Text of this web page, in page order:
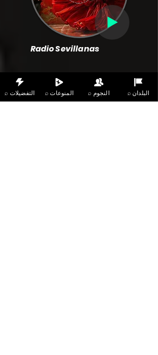
Radio Sevillanas
⌕ التفضيلات ⌕ المنوعات ⌕ النجوم ⌕ البلدان